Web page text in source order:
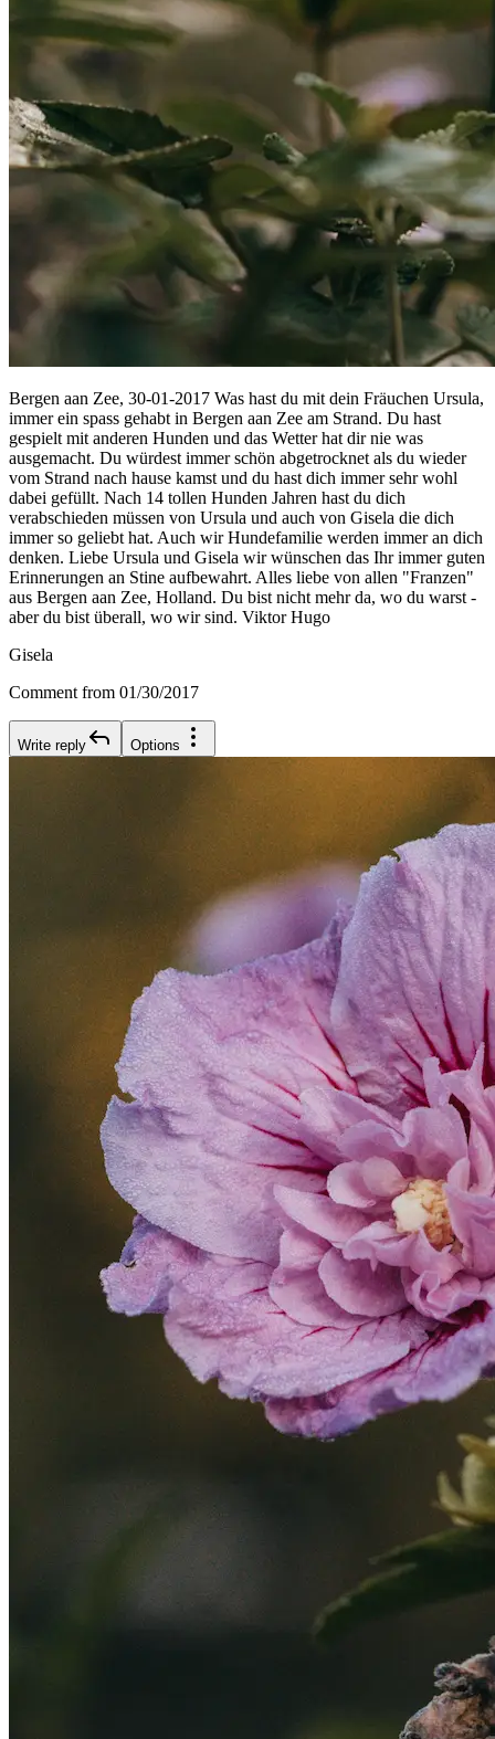
Bergen aan Zee, 30-01-2017 Was hast du mit dein Fräuchen Ursula,
immer ein spass gehabt in Bergen aan Zee am Strand. Du hast
gespielt mit anderen Hunden und das Wetter hat dir nie was
ausgemacht. Du würdest immer schön abgetrocknet als du wieder
vom Strand nach hause kamst und du hast dich immer sehr wohl
dabei gefüllt. Nach 14 tollen Hunden Jahren hast du dich
verabschieden müssen von Ursula und auch von Gisela die dich
immer so geliebt hat. Auch wir Hundefamilie werden immer an dich
denken. Liebe Ursula und Gisela wir wünschen das Ihr immer guten
Erinnerungen an Stine aufbewahrt. Alles liebe von allen "Franzen"
aus Bergen aan Zee, Holland. Du bist nicht mehr da, wo du warst -
aber du bist überall, wo wir sind. Viktor Hugo
Gisela
Comment from 01/30/2017
Write reply Options